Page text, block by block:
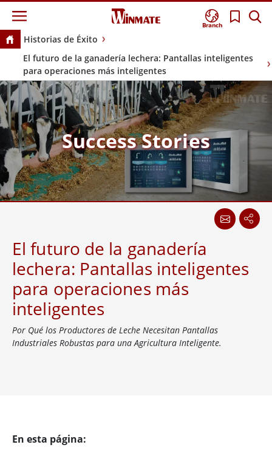
Branch
Historias de Éxito
El futuro de la ganadería lechera: Pantallas inteligentes
para operaciones más inteligentes
Success Stories
El futuro de la ganadería
lechera: Pantallas inteligentes
para operaciones más
inteligentes
Por Qué los Productores de Leche Necesitan Pantallas
Industriales Robustas para una Agricultura Inteligente.
En esta página: